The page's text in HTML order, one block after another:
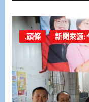
.頭條 新聞來源: